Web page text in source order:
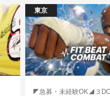
東京
◤急募・未経験OK◢３